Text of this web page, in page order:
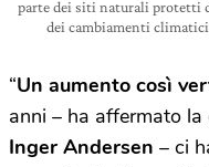
parte dei siti naturali protetti
dei cambiamenti
“Un aumento così
anni – ha affermato la
Inger Andersen – ci